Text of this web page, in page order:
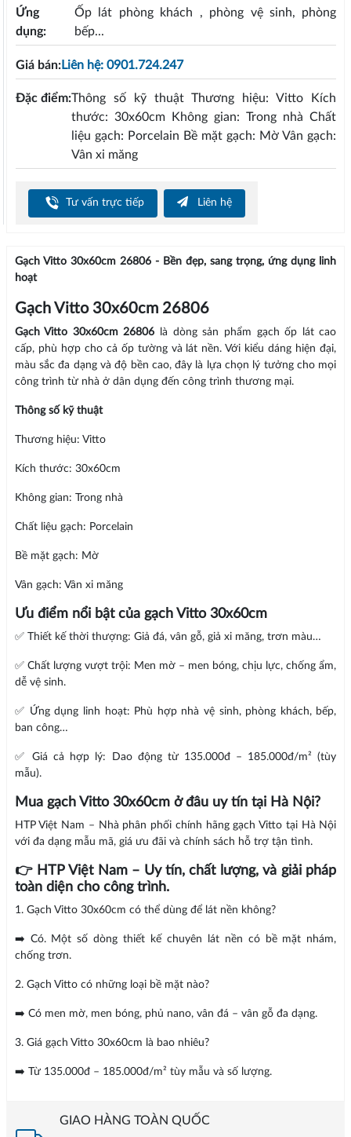
Ứng
dụng:
Ốp lát phòng khách , phòng vệ sinh, phòng
bếp...
Giá bán:Liên hệ: 0901.724.247
Đặc điểm:Thông số kỹ thuật Thương hiệu: Vitto Kích
thước: 30x60cm Không gian: Trong nhà Chất
liệu gạch: Porcelain Bề mặt gạch: Mờ Vân gạch:
Vân xi măng
Tư vấn trực tiếp Liên hệ
Gạch Vitto 30x60cm 26806 - Bền đẹp, sang trọng, ứng dụng linh
hoạt
Gạch Vitto 30x60cm 26806
Gạch Vitto 30x60cm 26806 là dòng sản phẩm gạch ốp lát cao
cấp, phù hợp cho cả ốp tường và lát nền. Với kiểu dáng hiện đại,
màu sắc đa dạng và độ bền cao, đây là lựa chọn lý tưởng cho mọi
công trình từ nhà ở dân dụng đến công trình thương mại.
Thông số kỹ thuật
Thương hiệu: Vitto
Kích thước: 30x60cm
Không gian: Trong nhà
Chất liệu gạch: Porcelain
Bề mặt gạch: Mờ
Vân gạch: Vân xi măng
Ưu điểm nổi bật của gạch Vitto 30x60cm
✅ Thiết kế thời thượng: Giả đá, vân gỗ, giả xi măng, trơn màu…
✅ Chất lượng vượt trội: Men mờ – men bóng, chịu lực, chống ẩm,
dễ vệ sinh.
✅ Ứng dụng linh hoạt: Phù hợp nhà vệ sinh, phòng khách, bếp,
ban công…
✅ Giá cả hợp lý: Dao động từ 135.000đ – 185.000đ/m² (tùy
mẫu).
Mua gạch Vitto 30x60cm ở đâu uy tín tại Hà Nội?
HTP Việt Nam – Nhà phân phối chính hãng gạch Vitto tại Hà Nội
với đa dạng mẫu mã, giá ưu đãi và chính sách hỗ trợ tận tình.
👉 HTP Việt Nam – Uy tín, chất lượng, và giải pháp
toàn diện cho công trình.
1. Gạch Vitto 30x60cm có thể dùng để lát nền không?
➡️ Có. Một số dòng thiết kế chuyên lát nền có bề mặt nhám,
chống trơn.
2. Gạch Vitto có những loại bề mặt nào?
➡️ Có men mờ, men bóng, phủ nano, vân đá – vân gỗ đa dạng.
3. Giá gạch Vitto 30x60cm là bao nhiêu?
➡️ Từ 135.000đ – 185.000đ/m² tùy mẫu và số lượng.
GIAO HÀNG TOÀN QUỐC